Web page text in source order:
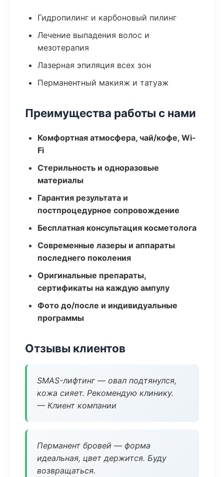
Гидропилинг и карбоновый пилинг
Лечение выпадения волос и
мезотерапия
Лазерная эпиляция всех зон
Перманентный макияж и татуаж
Преимущества работы с нами
Комфортная атмосфера, чай/кофе, Wi-
Fi
Стерильность и одноразовые
материалы
Гарантия результата и
постпроцедурное сопровождение
Бесплатная консультация косметолога
Современные лазеры и аппараты
последнего поколения
Оригинальные препараты,
сертификаты на каждую ампулу
Фото до/после и индивидуальные
программы
Отзывы клиентов
SMAS-лифтинг — овал подтянулся,
кожа сияет. Рекомендую клинику.
— Клиент компании
Перманент бровей — форма
идеальная, цвет держится. Буду
возвращаться.